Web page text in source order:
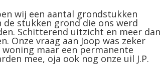
wij een aantal grondstukken
stukken grond die ons werd
Schitterend uitzicht en meer dan
Onze vraag aan Joop was zeker
maar een permanente
mee, oja ook nog onze uil J.P.